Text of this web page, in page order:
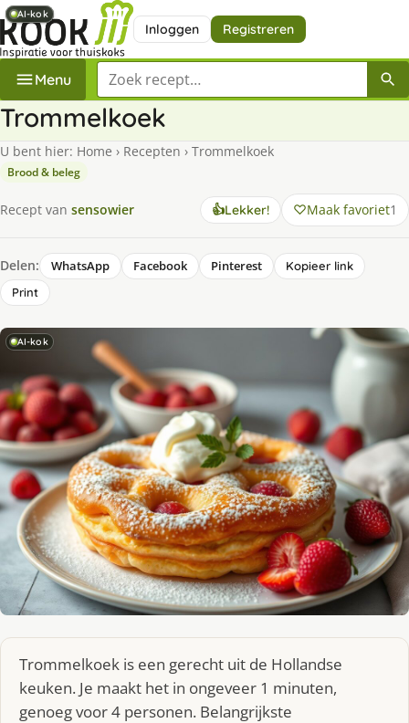
Inloggen Registreren
Menu Zoek een recept
Trommelkoek
U bent hier: Home › Recepten › Trommelkoek
Brood & beleg
Recept van sensowier 👍Lekker! Maak favoriet1
Delen: WhatsApp Facebook Pinterest
Kopieer link
Print
AI-kok
Trommelkoek is een gerecht uit de Hollandse
keuken. Je maakt het in ongeveer 1 minuten,
genoeg voor 4 personen. Belangrijkste
AI-kok
AI-kok
AI-kok